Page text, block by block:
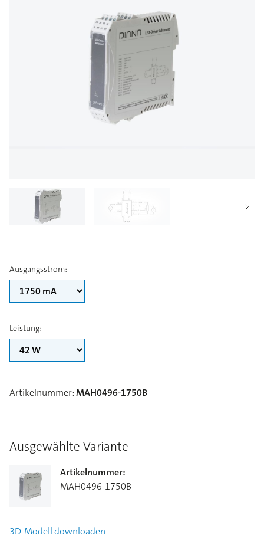
Ausgangsstrom:
Leistung:
Artikelnummer:MAH0496-1750B
Ausgewählte Variante
Artikelnummer:
MAH0496-1750B
3D-Modelldownloaden